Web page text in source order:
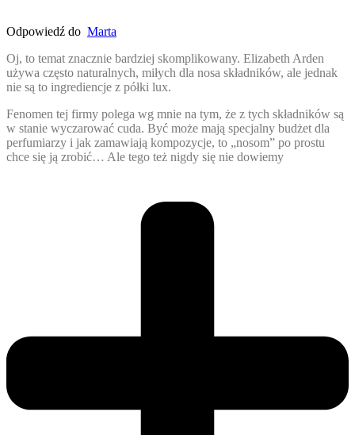
Odpowiedź do Marta
Oj, to temat znacznie bardziej skomplikowany. Elizabeth Arden
używa często naturalnych, miłych dla nosa składników, ale jednak
nie są to ingrediencje z półki lux.
Fenomen tej firmy polega wg mnie na tym, że z tych składników są
w stanie wyczarować cuda. Być może mają specjalny budżet dla
perfumiarzy i jak zamawiają kompozycje, to „nosom” po prostu
chce się ją zrobić… Ale tego też nigdy się nie dowiemy